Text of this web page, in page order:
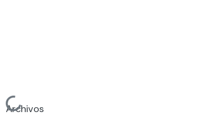
Cargando...
Archivos